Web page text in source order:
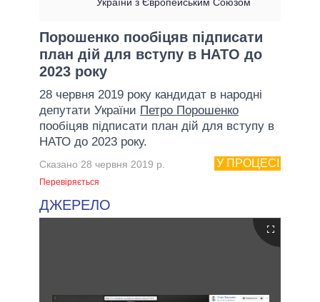
МЕРИ МІСТ
Порошенко пообіцяв підписати
план дій для вступу в НАТО до
2023 року
28 червня 2019 року кандидат в народні
депутати України Петро Порошенко
пообіцяв підписати план дій для вступу в
НАТО до 2023 року.
У ПРОЦЕСІ
Сказано 28 червня 2019 р.
Перевіряється
ДЖЕРЕЛО